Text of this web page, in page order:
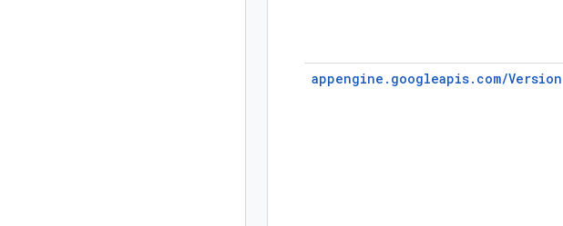
appengine. googleapis. com/Version